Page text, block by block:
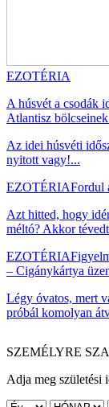
EZOTÉRIA
A húsvét a csodák
Atlantisz
Az idei húsvéti
nyitott vagy!...
EZOTÉRIAFordul
Azt hitted, hogy
méltó? Akkor
EZOTÉRIA
– Cigánykártya
Légy óvatos, mert
próbál komolyan
SZEMÉLYRE
Adja meg születési